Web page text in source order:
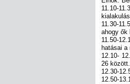
11.10-
11.30-
ahogy ők
11.50-
hatásai a
12.10-
26 között.
12.30-
12.50-